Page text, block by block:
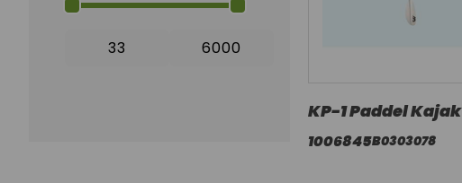
KP-1 Paddel Kajak
1006845B0303078